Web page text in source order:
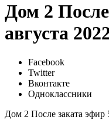
Дом 2
августа
Facebook
Twitter
Вконтакте
Одноклассники
Дом 2 После заката эфир